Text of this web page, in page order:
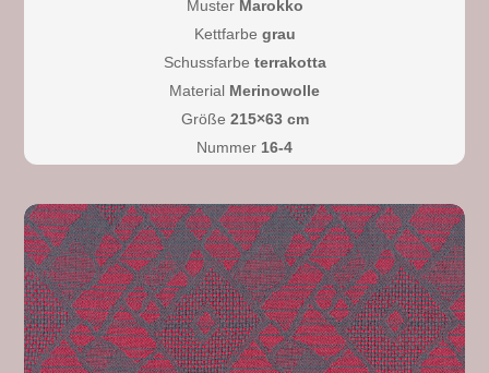
Muster Marokko
Kettfarbe grau
Schussfarbe terrakotta
Material Merinowolle
Größe 215×63 cm
Nummer 16-4